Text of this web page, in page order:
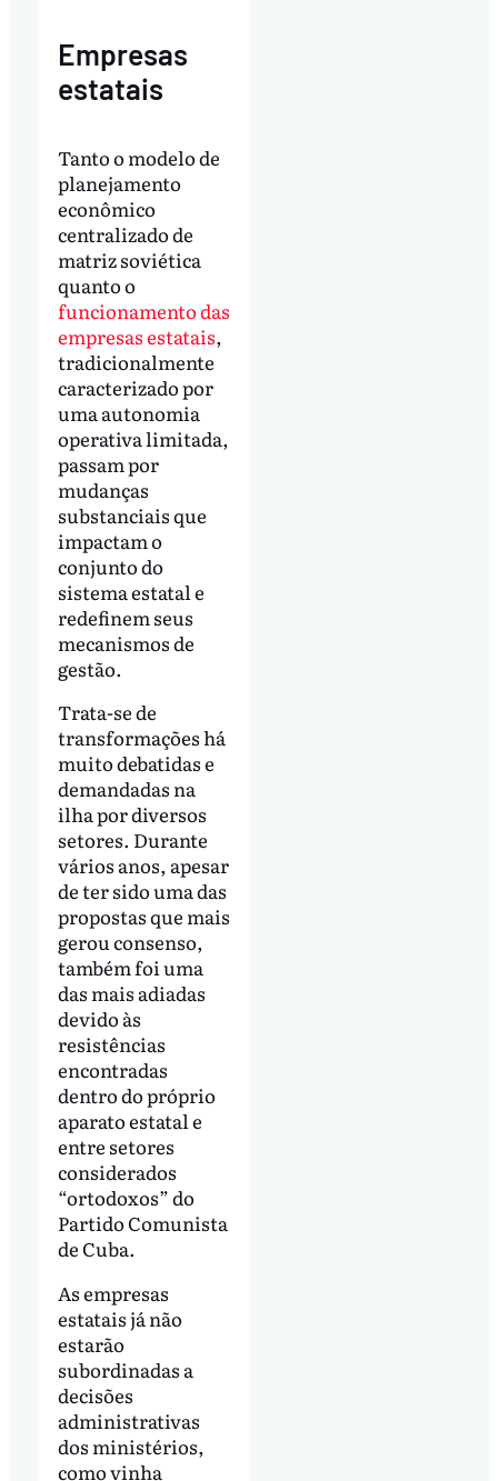
Empresas
estatais
Tanto o modelo de
planejamento
econômico
centralizado de
matriz soviética
quanto o
funcionamento das
empresas estatais,
tradicionalmente
caracterizado por
uma autonomia
operativa limitada,
passam por
mudanças
substanciais que
impactam o
conjunto do
sistema estatal e
redefinem seus
mecanismos de
gestão.
Trata-se de
transformações há
muito debatidas e
demandadas na
ilha por diversos
setores. Durante
vários anos, apesar
de ter sido uma das
propostas que mais
gerou consenso,
também foi uma
das mais adiadas
devido às
resistências
encontradas
dentro do próprio
aparato estatal e
entre setores
considerados
“ortodoxos” do
Partido Comunista
de Cuba.
As empresas
estatais já não
estarão
subordinadas a
decisões
administrativas
dos ministérios,
como vinha